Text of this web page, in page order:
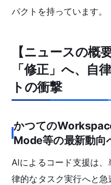
パクトを持っています。
【ニュースの概
「修正」へ、自
トの衝撃
かつての
Mode等の最新動向
AIによるコード支援は
律的なタスク実行へと